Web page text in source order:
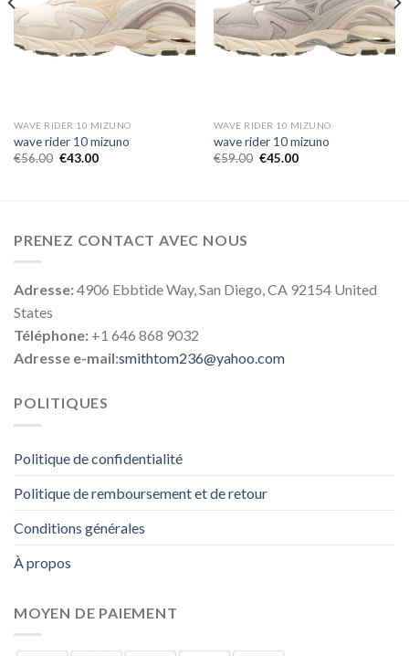
WAVE RIDER 10 MIZUNO
wave rider 10 mizuno
€56.00 €43.00
WAVE RIDER 10 MIZUNO
wave rider 10 mizuno
€59.00 €45.00
PRENEZ CONTACT AVEC NOUS
Adresse:4906 Ebbtide Way, San Diego, CA 92154 United
States
Téléphone: +1 646 868 9032
Adresse e-mail:smithtom236@yahoo.com
POLITIQUES
Politique de confidentialité
Politique de remboursement et de retour
Conditions générales
À propos
MOYEN DE PAIEMENT